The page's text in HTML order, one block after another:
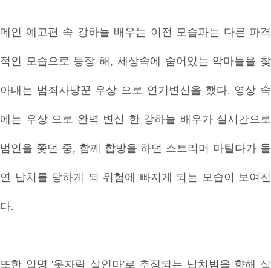
메인 예고편 속 강하늘 배우는 이전 모습과는 다른 파격
적인 모습으로 등장 해, 세상속에 숨어있는 악마들을 찾
아내는 범죄사냥꾼 우상 으로 연기변신을 했다. 영상 속
에는 우상 으로 완벽 변신 한 강하늘 배우가 실시간으로
범인을 쫓던 중, 함께 합방을 하던 스트리머 마틸다가 돌
연 납치를 당하게 되 위험에 빠지게 되는 모습이 보여진
다.
또한 일명 '옷자락 살인마'로 추정되는 납치범을 향해 실